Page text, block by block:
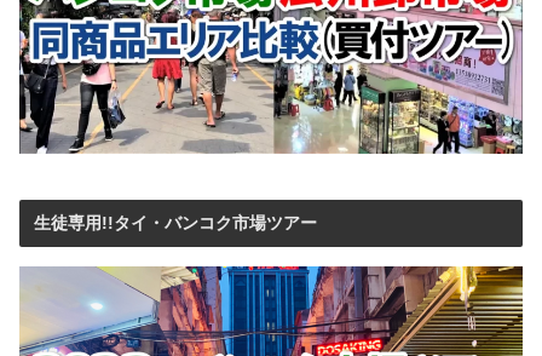
生徒専用!!タイ・バンコク市場ツアー